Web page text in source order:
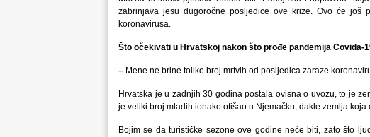
zabrinjava jesu dugoročne posljedice ove krize. Ovo će
koronavirusa.
Što očekivati u Hrvatskoj nakon što prođe pandemija Covida-
– Mene ne brine toliko broj mrtvih od posljedica zaraze
Hrvatska je u zadnjih 30 godina postala ovisna o uvozu, to je
je veliki broj mladih ionako otišao u Njemačku, dakle zemlja
Bojim se da turističke sezone ove godine neće biti, zato što